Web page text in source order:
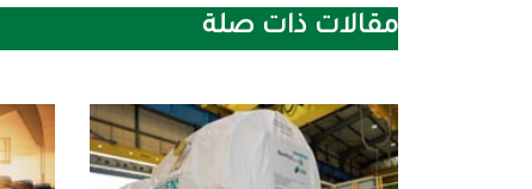
مقالات ذات صلة